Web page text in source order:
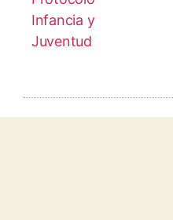
Infancia y
Juventud
© 2026 todos los